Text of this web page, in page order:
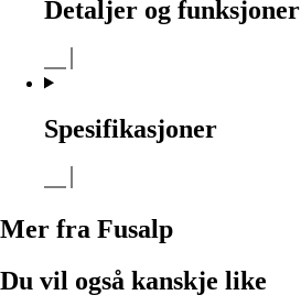
Detaljer og funksjoner
Spesifikasjoner
Mer fra Fusalp
Du vil også kanskje like